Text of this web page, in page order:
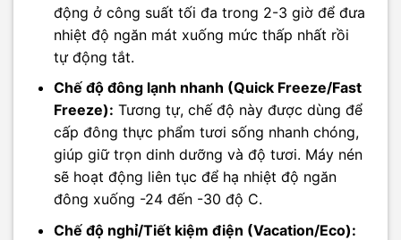
động ở công suất tối đa trong 2-3 giờ để đưa
nhiệt độ ngăn mát xuống mức thấp nhất rồi
tự động tắt.
Chế độ đông lạnh nhanh (Quick Freeze/Fast
Freeze): Tương tự, chế độ này được dùng để
cấp đông thực phẩm tươi sống nhanh chóng,
giúp giữ trọn dinh dưỡng và độ tươi. Máy nén
sẽ hoạt động liên tục để hạ nhiệt độ ngăn
đông xuống -24 đến -30 độ C.
Chế độ nghỉ/Tiết kiệm điện (Vacation/Eco):